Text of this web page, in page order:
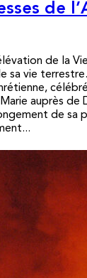
de
de la
sa vie
auprès de
de sa